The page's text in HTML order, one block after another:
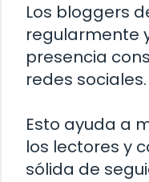
Los bloggers
regularmente
presencia
redes sociales.
Esto ayuda a
los lectores y
sólida de